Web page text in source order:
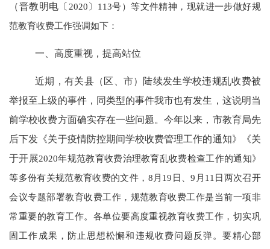
（晋教明电〔 2020〕113号）等文件精神，现就进一步做好规
范教育收费工作强调如下：
一、高度重视，提高站位
近期，有关县（区、市）陆续发生学校违规乱收费被
举报至上级的事件，同类型的事件我市也有发生，这说明当
前学校收费方面确实存在一些问题。今年以来，市教育局先
后下发 《关于疫情防控期间学校收费管理工作的通知》《关
于开展2020年规范教育收费治理教育乱收费检查工作的通知》
等多份有关规范教育收费的文件，8月19日、9月11日两次召开
会议专题部署教育收费工作，规范教育收费工作是当前一项非
常重要的教育工作。各单位要高度重视教育收费工作，切实巩
固工作成果，防止思想松懈和违规收费问题反弹。要精心部